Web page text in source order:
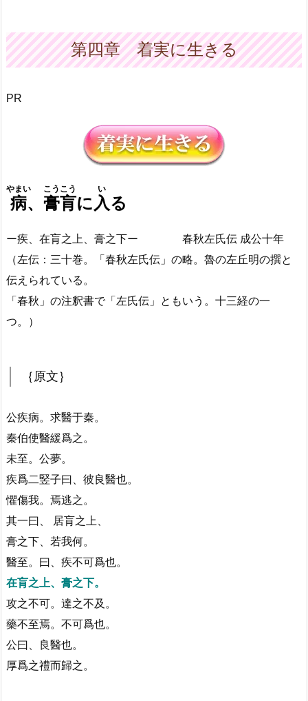
第四章 着実に生きる
PR
病
やまい
、 膏肓
こうこう
に入
い
る
ー疾、在肓之上、膏之下ー 春秋左氏伝 成公十年
（左伝：三十巻。「春秋左氏伝」の略。魯の左丘明の撰と
伝えられている。
「春秋」の注釈書で「左氏伝」ともいう。十三経の一
つ。）
｛原文｝
公疾病。求醫于秦。
秦伯使醫緩爲之。
未至。公夢。
疾爲二竪子曰、彼良醫也。
懼傷我。焉逃之。
其一曰、 居肓之上、
膏之下、若我何。
醫至。曰、疾不可爲也。
在肓之上、膏之下。
攻之不可。達之不及。
藥不至焉。不可爲也。
公曰、良醫也。
厚爲之禮而歸之。